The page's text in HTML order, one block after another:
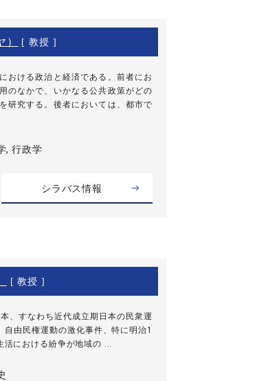
[ 教授 ]
おける政治と経済である。前者にお
のなかで、いかなる公共政策がどの
研究する。後者においては、都市で
, 行政学
シラバス情報
[ 教授 ]
、すなわち近代成立期日本の民衆運
由民権運動の激化事件、特に明治1
における紛争が地域の ...